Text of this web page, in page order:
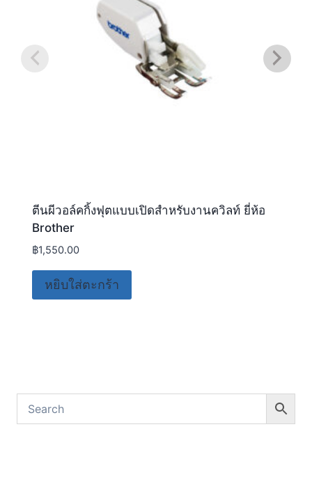
ตีนผีวอล์คกิ้งฟุตแบบเปิดสำหรับงานควิลท์ ยี่ห้อ
Brother
฿1,550.00
หยิบใส่ตะกร้า